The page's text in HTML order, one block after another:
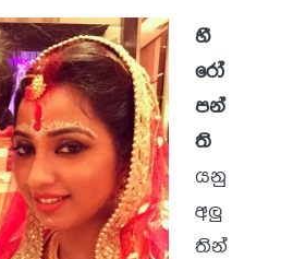
හී
රෝ
පන්
ති
යනු
අලු
තින්